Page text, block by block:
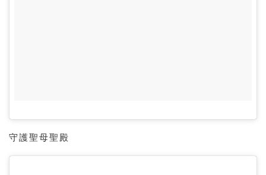
守護聖母聖殿